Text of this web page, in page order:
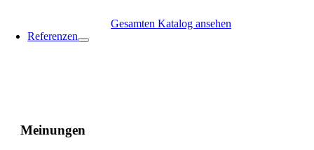
Gesamten Katalog ansehen
Referenzen
Meinungen